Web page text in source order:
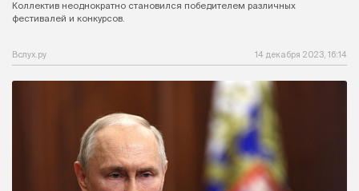
Коллектив неоднократно становился победителем различных
фестивалей и конкурсов.
Вслух.ру 14 декабря 2023, 16:14